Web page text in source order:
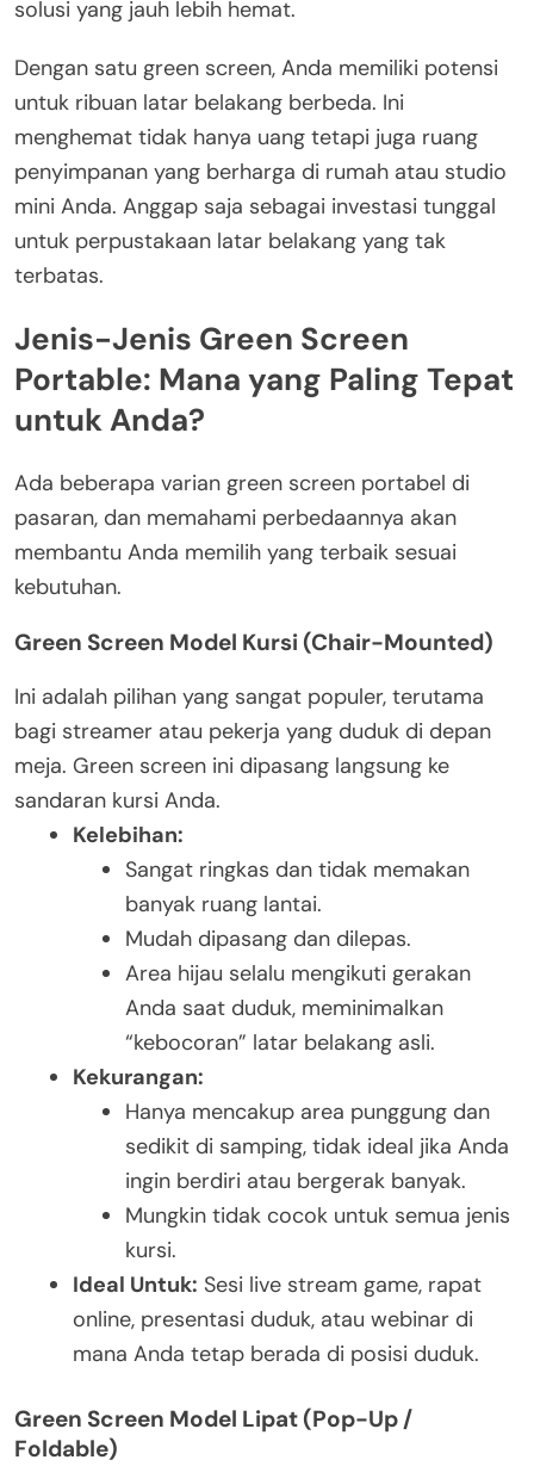
solusi yang jauh lebih hemat.
Dengan satu green screen, Anda memiliki potensi
untuk ribuan latar belakang berbeda. Ini
menghemat tidak hanya uang tetapi juga ruang
penyimpanan yang berharga di rumah atau studio
mini Anda. Anggap saja sebagai investasi tunggal
untuk perpustakaan latar belakang yang tak
terbatas.
Jenis-Jenis Green Screen
Portable: Mana yang Paling Tepat
untuk Anda?
Ada beberapa varian green screen portabel di
pasaran, dan memahami perbedaannya akan
membantu Anda memilih yang terbaik sesuai
kebutuhan.
Green Screen Model Kursi (Chair-Mounted)
Ini adalah pilihan yang sangat populer, terutama
bagi streamer atau pekerja yang duduk di depan
meja. Green screen ini dipasang langsung ke
sandaran kursi Anda.
Kelebihan:
Sangat ringkas dan tidak memakan
banyak ruang lantai.
Mudah dipasang dan dilepas.
Area hijau selalu mengikuti gerakan
Anda saat duduk, meminimalkan
“kebocoran” latar belakang asli.
Kekurangan:
Hanya mencakup area punggung dan
sedikit di samping, tidak ideal jika Anda
ingin berdiri atau bergerak banyak.
Mungkin tidak cocok untuk semua jenis
kursi.
Ideal Untuk: Sesi live stream game, rapat
online, presentasi duduk, atau webinar di
mana Anda tetap berada di posisi duduk.
Green Screen Model Lipat (Pop-Up /
Foldable)